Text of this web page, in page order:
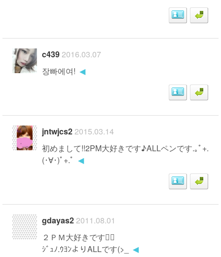
c4392016.03.07
장빠에여! ◀
jntwjcs22015.03.14
初めまして!!2PM大好きです♪ALLペンです.｡ﾟ+.
(･∀･)ﾟ+.ﾟ ◀
gdayas22011.08.01
２ＰＭ大好きです
ｼﾞｭﾉ.ｳﾖﾝよりALLです(>_
◀